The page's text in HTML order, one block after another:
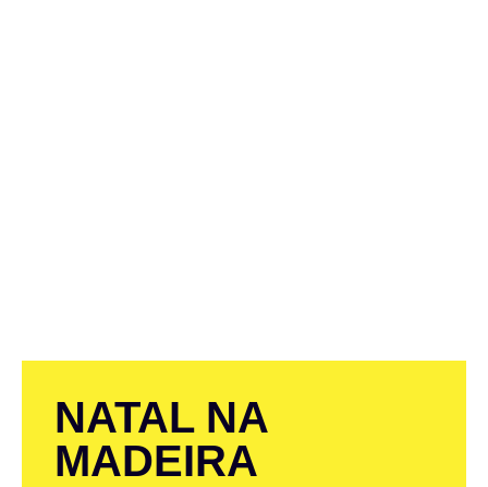
NATAL NA
MADEIRA